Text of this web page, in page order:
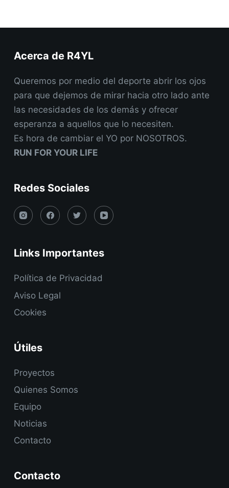
Acerca de R4YL
Queremos por medio del deporte abrir los ojos
para que dejemos de mirar hacia otro lado ante
las necesidades de los demás y ofrecer
esperanza a aquellos que lo necesiten.
Es hora de cambiar el YO por NOSOTROS.
RUN FOR YOUR LIFE
Redes Sociales
Links Importantes
Política de Privacidad
Aviso Legal
Cookies
Útiles
Proyectos
Quienes Somos
Equipo
Noticias
Contacto
Contacto